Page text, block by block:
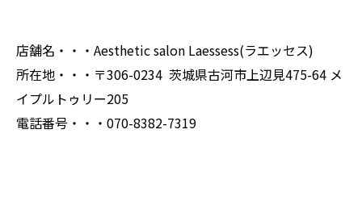
店舗名・・・Aesthetic salon Laessess(ラエッセス)
所在地・・・〒306-0234 茨城県古河市上辺見475-64 メ
イプルトゥリー205
電話番号・・・070-8382-7319